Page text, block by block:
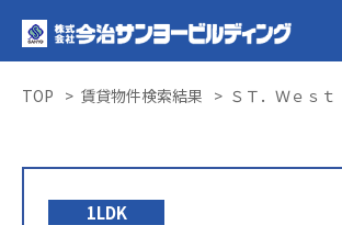
TOP 賃貸物件検索結果 ＳＴ．Ｗｅｓｔ
1LDK